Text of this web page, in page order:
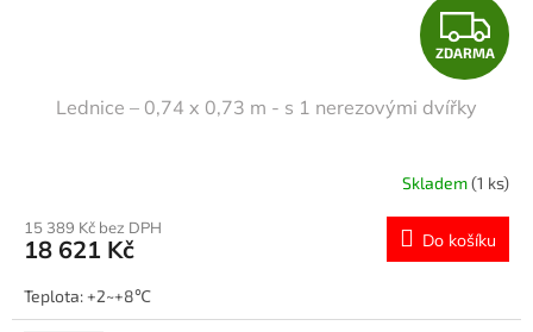
Z
D
R
M
A
ZDARMA
Lednice – 0,74 x 0,73 m - s 1 nerezovými dvířky
Skladem(1 ks)
15 389 Kč bez DPH
18 621 Kč Do košíku
Teplota: +2~+8℃